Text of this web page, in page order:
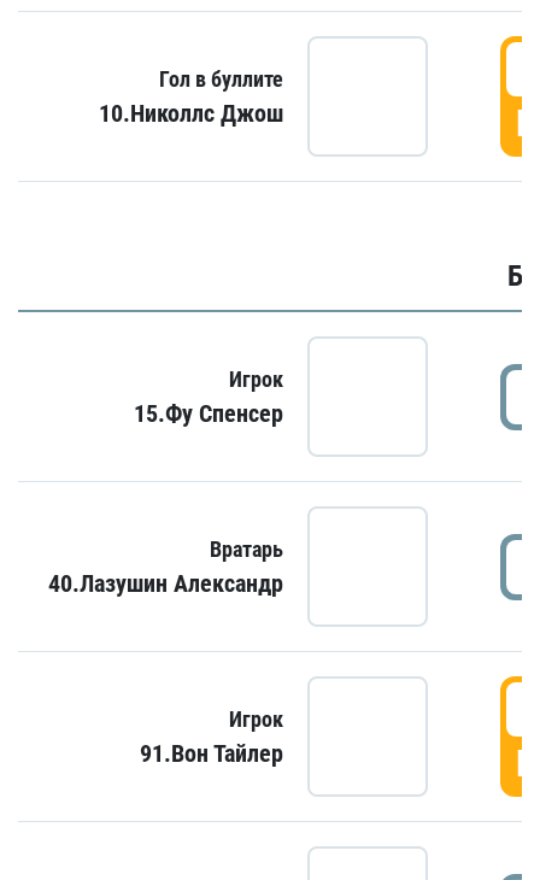
Гол в буллите
10.Николлс Джош
Игрок
15.Фу Спенсер
Вратарь
40.Лазушин Александр
Игрок
91.Вон Тайлер